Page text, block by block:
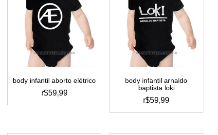
body infantil aborto elétrico
r$59,99
este
body infantil arnaldo
baptista loki
r$59,99
este